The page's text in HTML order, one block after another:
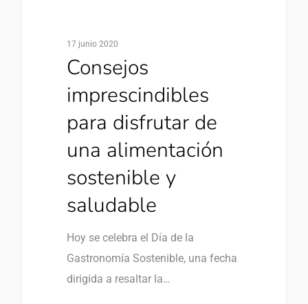
17 junio 2020
Consejos
imprescindibles
para disfrutar de
una alimentación
sostenible y
saludable
Hoy se celebra el Día de la
Gastronomía Sostenible, una fecha
dirigida a resaltar la…